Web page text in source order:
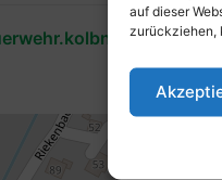
auf dieser
zurückziehen,